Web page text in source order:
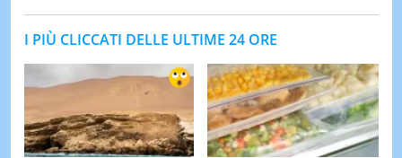
I PIÙ CLICCATI DELLE ULTIME 24 ORE